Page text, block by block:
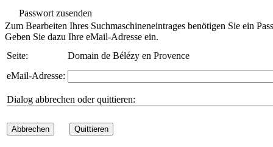
Passwort zusenden
Zum Bearbeiten Ihres Suchmaschineneintrages benötigen Sie ein
Geben Sie dazu Ihre eMail-Adresse ein.
Seite:
Domain de Bélézy en Provence
eMail-Adresse:
Dialog abbrechen oder quittieren:
Abbrechen Quittieren